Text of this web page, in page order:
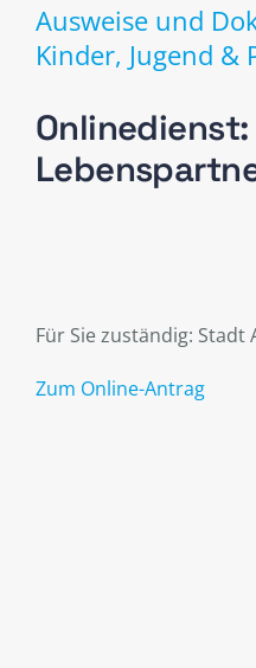
Ausweise und
Kinder, Jugend &
Onlinedienst:
Für Sie zuständig: Stadt
Zum Online-Antrag